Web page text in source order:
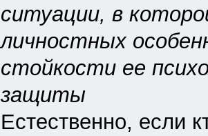
ситуации, в
личностных
стойкости ее
защиты
Естественно, если